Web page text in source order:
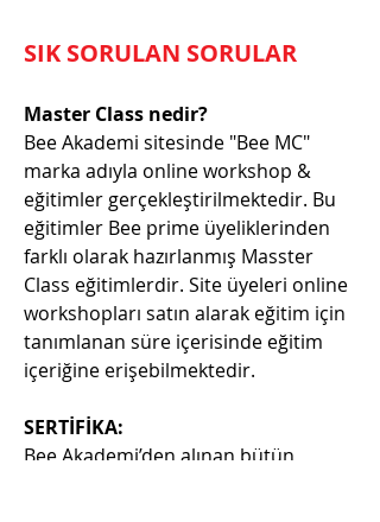
SIK SORULAN SORULAR
Master Class nedir?
Bee Akademi sitesinde "Bee MC"
marka adıyla online workshop &
eğitimler gerçekleştirilmektedir. Bu
eğitimler Bee prime üyeliklerinden
farklı olarak hazırlanmış Masster
Class eğitimlerdir. Site üyeleri online
workshopları satın alarak eğitim için
tanımlanan süre içerisinde eğitim
içeriğine erişebilmektedir.
SERTİFİKA:
Bee Akademi’den alınan bütün